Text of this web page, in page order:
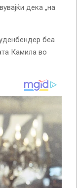
дека „на
беа
Камила во